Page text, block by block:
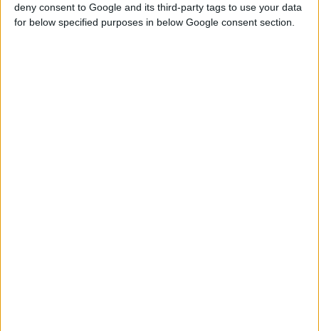
deny consent to Google and its third-party tags to use your data
for below specified purposes in below Google consent section.